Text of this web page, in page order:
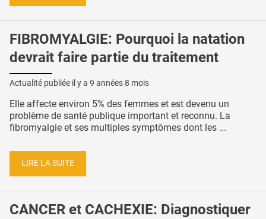
FIBROMYALGIE: Pourquoi la natation
devrait faire partie du traitement
Actualité publiée il y a 9 années 8 mois
Elle affecte environ 5% des femmes et est devenu un
problème de santé publique important et reconnu. La
fibromyalgie et ses multiples symptômes dont les ...
LIRE LA SUITE
CANCER et CACHEXIE: Diagnostiquer